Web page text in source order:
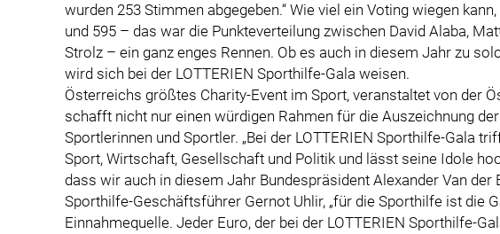
wurden 253 Stimmen abgegeben.“ Wie viel ein Voting wiegen
und 595 – das war die Punkteverteilung zwischen David Alaba,
Strolz – ein ganz enges Rennen. Ob es auch in diesem Jahr zu
wird sich bei der LOTTERIEN Sporthilfe-Gala weisen.
Österreichs größtes Charity-Event im Sport, veranstaltet von der
schafft nicht nur einen würdigen Rahmen für die Auszeichnung
Sportlerinnen und Sportler. „Bei der LOTTERIEN Sporthilfe-Gala
Sport, Wirtschaft, Gesellschaft und Politik und lässt seine Idole
dass wir auch in diesem Jahr Bundespräsident Alexander Van der
Sporthilfe-Geschäftsführer Gernot Uhlir, „für die Sporthilfe ist die
Einnahmequelle. Jeder Euro, der bei der LOTTERIEN Sporthilfe-